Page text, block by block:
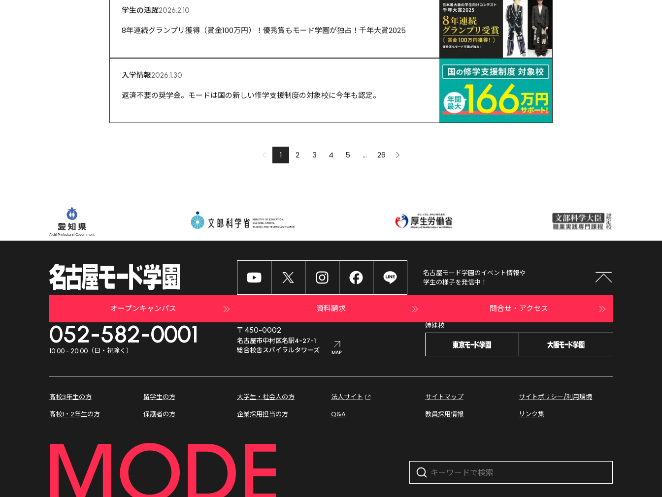
学生の活躍2026.2.10
8年連続グランプリ獲得（賞金100万円）！優秀賞もモード学園が独占！千年大賞2025
入学情報2026.1.30
返済不要の奨学金。モードは国の新しい修学支援制度の対象校に今年も認定。
1 2 3 4 5 ... 26
名古屋モード学園のイベント情報や
学生の様子を発信中！
オープンキャンパス 資料請求 問合せ・アクセス
052-582-0001
10:00 - 20:00 （日・祝除く）
〒450-0002
名古屋市中村区名駅4-27-1
総合校舎スパイラルタワーズ
姉妹校
高校3年生の方
高校1・2年生の方
留学生の方
保護者の方
大学生・社会人の方
企業採用担当の方
法人サイト
Q&A
サイトマップ
教員採用情報
サイトポリシー/利用環境
リンク集